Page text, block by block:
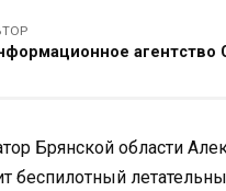
агентство
Брянской области
беспилотный